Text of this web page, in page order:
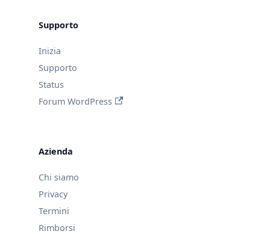
Supporto
Inizia
Supporto
Status
Forum WordPress
Azienda
Chi siamo
Privacy
Termini
Rimborsi